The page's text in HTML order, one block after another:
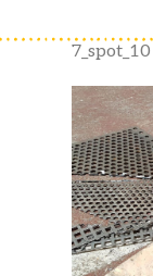
7_spot_10